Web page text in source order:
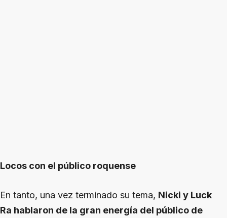
Locos con el público roquense
En tanto, una vez terminado su tema, Nicki y Luck
Ra hablaron de la gran energía del público de